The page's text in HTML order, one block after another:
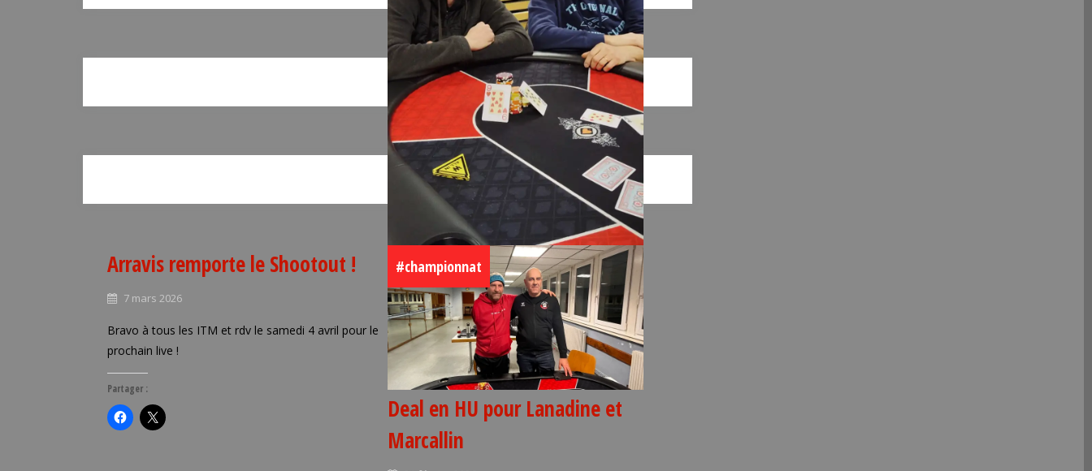
Arravis remporte le Shootout !
7 mars 2026
Bravo à tous les ITM et rdv le samedi 4 avril pour le
prochain live !
Partager :
#championnat
Deal en HU pour Lanadine et
Marcallin